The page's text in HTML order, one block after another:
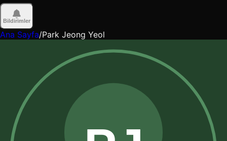
Bildirimler
Ana Sayfa/Park Jeong Yeol